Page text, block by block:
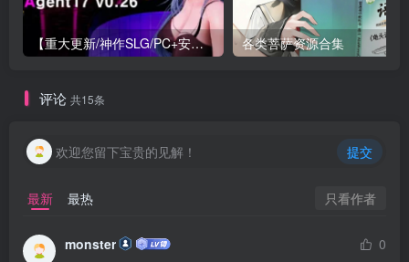
【重大更新/神作SLG/PC+安卓/官中】特工17 Agent 17 v0.26.10 官方中文版+存档or满金币 各类菩萨资源合集
评论 共15条
欢迎您留下宝贵的见解！ 提交
最新 最热 只看作者
monster
0